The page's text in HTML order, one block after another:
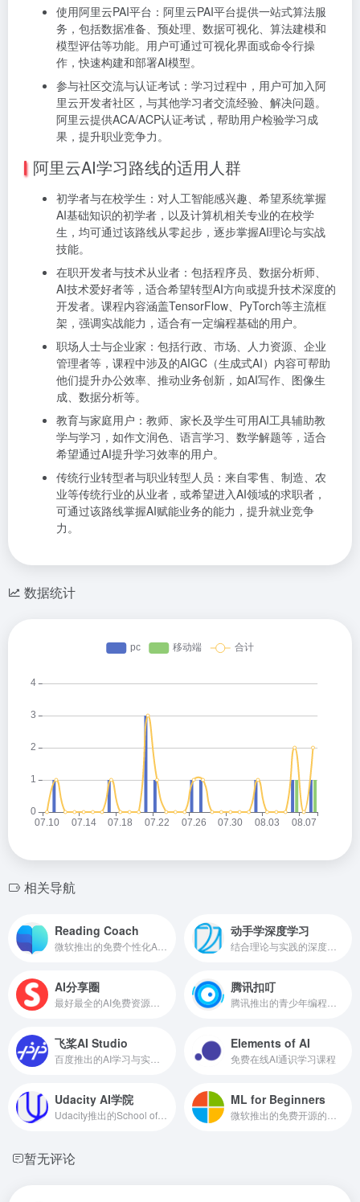
使用阿里云PAI平台：阿里云PAI平台提供一站式算法服
务，包括数据准备、预处理、数据可视化、算法建模和
模型评估等功能。用户可通过可视化界面或命令行操
作，快速构建和部署AI模型。
参与社区交流与认证考试：学习过程中，用户可加入阿
里云开发者社区，与其他学习者交流经验、解决问题。
阿里云提供ACA/ACP认证考试，帮助用户检验学习成
果，提升职业竞争力。
阿里云AI学习路线的适用人群
初学者与在校学生：对人工智能感兴趣、希望系统掌握
AI基础知识的初学者，以及计算机相关专业的在校学
生，均可通过该路线从零起步，逐步掌握AI理论与实战
技能。
在职开发者与技术从业者：包括程序员、数据分析师、
AI技术爱好者等，适合希望转型AI方向或提升技术深度的
开发者。课程内容涵盖TensorFlow、PyTorch等主流框
架，强调实战能力，适合有一定编程基础的用户。
职场人士与企业家：包括行政、市场、人力资源、企业
管理者等，课程中涉及的AIGC（生成式AI）内容可帮助
他们提升办公效率、推动业务创新，如AI写作、图像生
成、数据分析等。
教育与家庭用户：教师、家长及学生可用AI工具辅助教
学与学习，如作文润色、语言学习、数学解题等，适合
希望通过AI提升学习效率的用户。
传统行业转型者与职业转型人员：来自零售、制造、农
业等传统行业的从业者，或希望进入AI领域的求职者，
可通过该路线掌握AI赋能业务的能力，提升就业竞争
力。
数据统计
相关导航
Reading Coach 动手学深度学习
AI分享圈 腾讯扣叮
飞桨AI Studio Elements of AI
免费在线AI通识学习课程
Udacity AI学院 ML for Beginners
暂无评论